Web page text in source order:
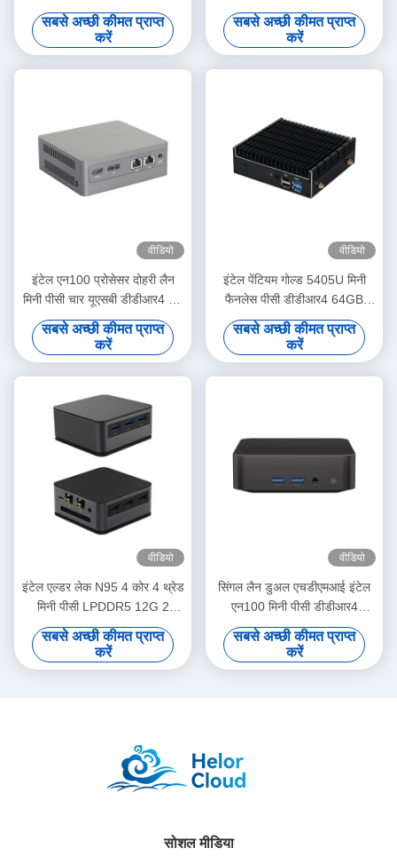
एचडीएमआई समर्थन 4K डिस्प्ले के
साथ
सबसे अच्छी कीमत प्राप्त
करें
वाईफाई डीडीआर4 16 जी रैम विंडोज
लिनक्स
सबसे अच्छी कीमत प्राप्त
करें
वीडियो
इंटेल एन100 प्रोसेसर दोहरी लैन
मिनी पीसी चार यूएसबी डीडीआर4 46
जीबी रैम के साथ होम ऑफिस के लिए
सबसे अच्छी कीमत प्राप्त
करें
वीडियो
इंटेल पेंटियम गोल्ड 5405U मिनी
फैनलेस पीसी डीडीआर4 64GB
लिनक्स होम ऑफिस के लिए
सबसे अच्छी कीमत प्राप्त
करें
वीडियो
इंटेल एल्डर लेक N95 4 कोर 4 थ्रेड
मिनी पीसी LPDDR5 12G 2
ईथरनेट और वाईफाई के साथ
सबसे अच्छी कीमत प्राप्त
करें
वीडियो
सिंगल लैन डुअल एचडीएमआई इंटेल
एन100 मिनी पीसी डीडीआर4
16जीबी होम ऑफिस के लिए
सबसे अच्छी कीमत प्राप्त
करें
सोशल मीडिया